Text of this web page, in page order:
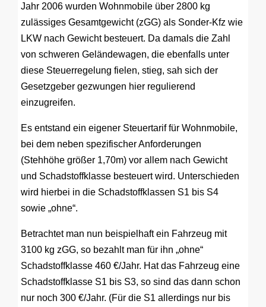
Jahr 2006 wurden Wohnmobile über 2800 kg
zulässiges Gesamtgewicht (zGG) als Sonder-Kfz wie
LKW nach Gewicht besteuert. Da damals die Zahl
von schweren Geländewagen, die ebenfalls unter
diese Steuerregelung fielen, stieg, sah sich der
Gesetzgeber gezwungen hier regulierend
einzugreifen.
Es entstand ein eigener Steuertarif für Wohnmobile,
bei dem neben spezifischer Anforderungen
(Stehhöhe größer 1,70m) vor allem nach Gewicht
und Schadstoffklasse besteuert wird. Unterschieden
wird hierbei in die Schadstoffklassen S1 bis S4
sowie „ohne“.
Betrachtet man nun beispielhaft ein Fahrzeug mit
3100 kg zGG, so bezahlt man für ihn „ohne“
Schadstoffklasse 460 €/Jahr. Hat das Fahrzeug eine
Schadstoffklasse S1 bis S3, so sind das dann schon
nur noch 300 €/Jahr. (Für die S1 allerdings nur bis